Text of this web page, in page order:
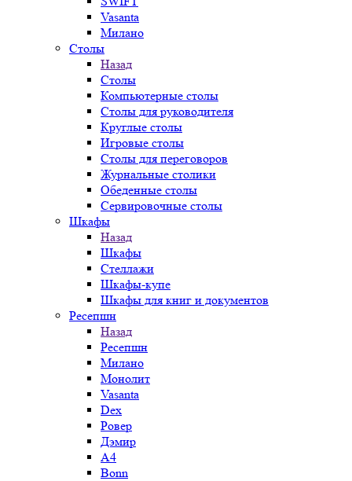
Vasanta
Милано
Столы
Назад
Столы
Компьютерные столы
Столы для руководителя
Круглые столы
Игровые столы
Столы для переговоров
Журнальные столики
Обеденные столы
Сервировочные столы
Шкафы
Назад
Шкафы
Стеллажи
Шкафы-купе
Шкафы для книг и документов
Ресепшн
Назад
Ресепшн
Милано
Монолит
Vasanta
Dex
Ровер
Дэмир
A4
Bonn